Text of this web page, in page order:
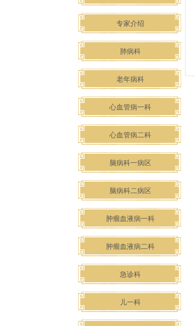
专家介绍
肺病科
老年病科
心血管病一科
心血管病二科
脑病科一病区
脑病科二病区
肿瘤血液病一科
肿瘤血液病二科
急诊科
儿一科